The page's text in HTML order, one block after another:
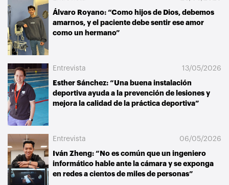
Álvaro Royano: “Como hijos de Dios, debemos
amarnos, y el paciente debe sentir ese amor
como un hermano”
Entrevista
13/05/2026
Esther Sánchez: “Una buena instalación
deportiva ayuda a la prevención de lesiones y
mejora la calidad de la práctica deportiva”
Entrevista
06/05/2026
Iván Zheng: “No es común que un ingeniero
informático hable ante la cámara y se exponga
en redes a cientos de miles de personas”